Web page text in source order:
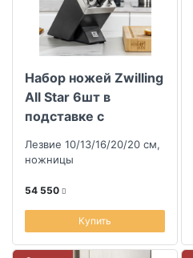
Набор ножей Zwilling
All Star 6шт в
подставке с
Лезвие 10/13/16/20/20 см,
ножницы
54 550
Купить